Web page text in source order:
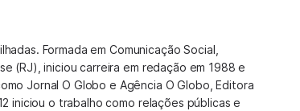
Formada em Comunicação Social,
(RJ), iniciou carreira em redação em 1988 e
Jornal O Globo e Agência O Globo, Editora
iniciou o trabalho como relações públicas e